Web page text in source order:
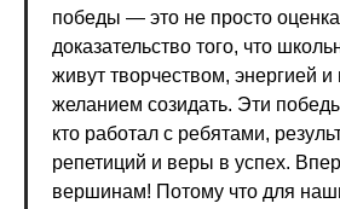
победы — это не просто
доказательство того, что
живут творчеством, энергией
желанием созидать. Эти
кто работал с ребятами,
репетиций и веры в успех.
вершинам! Потому что для